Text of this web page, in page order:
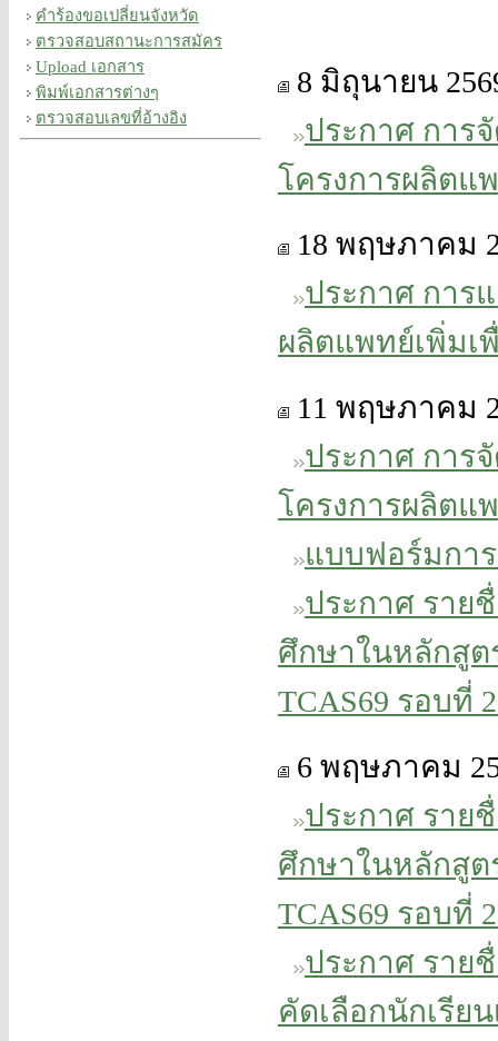
คำร้องขอเปลี่ยนจังหวัด
ตรวจสอบสถานะการสมัคร
Upload เอกสาร
พิมพ์เอกสารต่างๆ
ตรวจสอบเลขที่อ้างอิง
8 มิถุนายน
ประกาศ การ
โครงการผลิตแ
18 พฤษภาคม
ประกาศ การ
ผลิตแพทย์เพิ่มเ
11 พฤษภาคม
ประกาศ การ
โครงการผลิตแ
แบบฟอร์มกา
ประกาศ ราย
ศึกษาในหลักสู
TCAS69 รอบที่
6 พฤษภาคม
ประกาศ ราย
ศึกษาในหลักสู
TCAS69 รอบที่
ประกาศ ราย
คัดเลือกนักเรี